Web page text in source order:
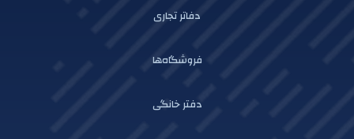
دفاتر تجاری
فروشگاه‌ها
دفتر خانگی